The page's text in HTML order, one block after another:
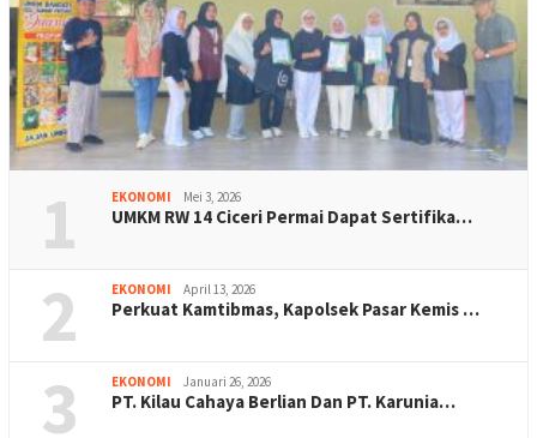
1 EKONOMI Mei 3, 2026
UMKM RW 14 Ciceri Permai Dapat Sertifika…
2 EKONOMI April 13, 2026
Perkuat Kamtibmas, Kapolsek Pasar Kemis …
3 EKONOMI Januari 26, 2026
PT. Kilau Cahaya Berlian Dan PT. Karunia…